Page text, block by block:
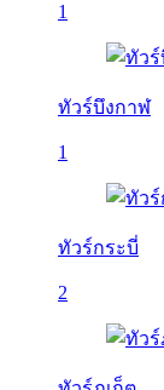
1
ทัวร์บึงกาฬ
1
ทัวร์กระบี่
2